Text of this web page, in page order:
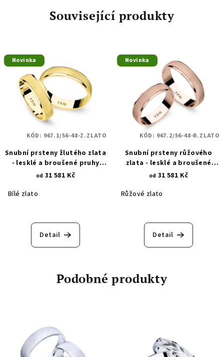
Související produkty
Novinka
Snubní prsteny žlutého zlata
- lesklé a broušené pruhy
967.1
od 31 581 Kč
Bílé zlato
Detail
KÓD: 967.1/56-48-Z.ZLATO
Novinka
Snubní prsteny růžového
zlata - lesklé a broušené
pruhy 967.2
od 31 581 Kč
Růžové zlato
Detail
KÓD: 967.2/56-48-R.ZLATO
Podobné produkty